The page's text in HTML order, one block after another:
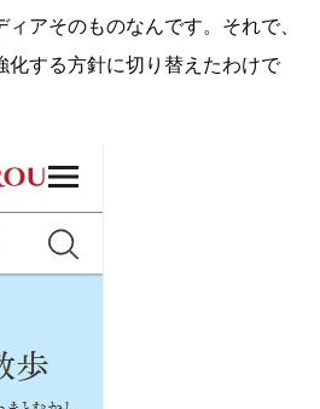
アそのものなんです。それで、
化する方針に切り替えたわけで